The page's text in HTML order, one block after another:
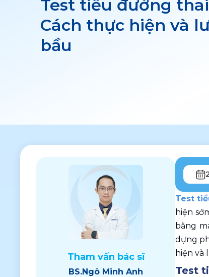
Test tiểu đường
Cách thực hiện và
bầu
Tham vấn bác sĩ
BS.Ngô Minh Anh
Test
hiện
bằng
dựng
hiện và
Test